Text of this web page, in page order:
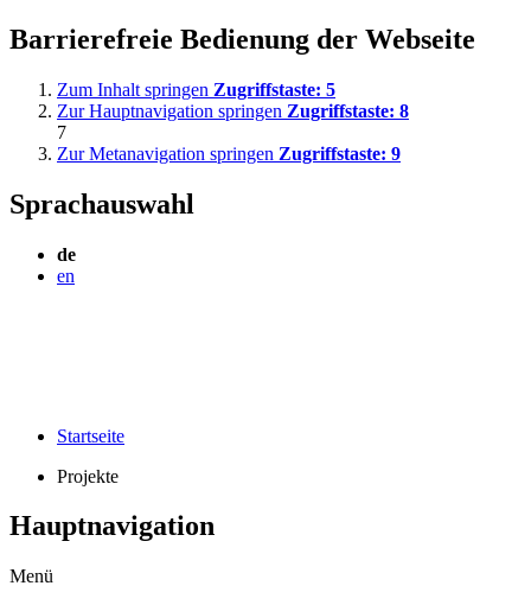
Barrierefreie Bedienung der Webseite
Zum Inhalt springen Zugriffstaste: 5
Zur Hauptnavigation springen Zugriffstaste: 8
7
Zur Metanavigation springen Zugriffstaste: 9
Sprachauswahl
de
en
Startseite
Projekte
Hauptnavigation
Menü